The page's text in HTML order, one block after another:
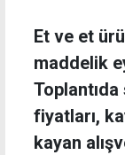
Et ve et
maddelik
fiyatları,
kayan